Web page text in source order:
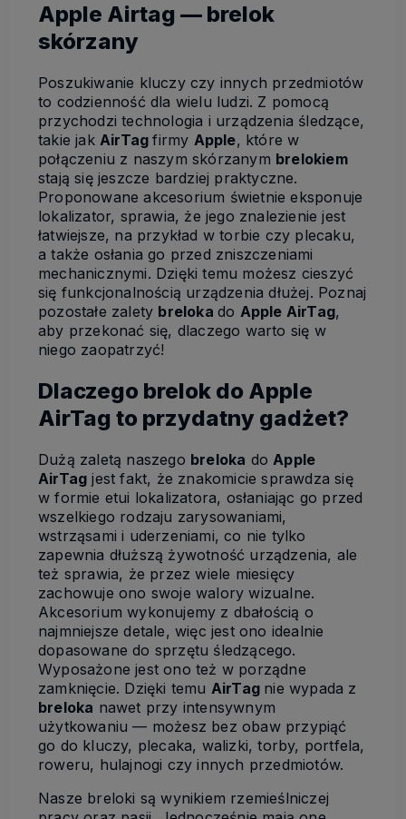
Apple Airtag — brelok
skórzany
Poszukiwanie kluczy czy innych przedmiotów
to codzienność dla wielu ludzi. Z pomocą
przychodzi technologia i urządzenia śledzące,
takie jak AirTagfirmy Apple, które w
połączeniu z naszym skórzanym brelokiem
stają się jeszcze bardziej praktyczne.
Proponowane akcesorium świetnie eksponuje
lokalizator, sprawia, że jego znalezienie jest
łatwiejsze, na przykład w torbie czy plecaku,
a także osłania go przed zniszczeniami
mechanicznymi. Dzięki temu możesz cieszyć
się funkcjonalnością urządzenia dłużej. Poznaj
pozostałe zalety brelokado Apple AirTag,
aby przekonać się, dlaczego warto się w
niego zaopatrzyć!
Dlaczego brelok do Apple
AirTag to przydatny gadżet?
Dużą zaletą naszego breloka do Apple
AirTag jest fakt, że znakomicie sprawdza się
w formie etui lokalizatora, osłaniając go przed
wszelkiego rodzaju zarysowaniami,
wstrząsami i uderzeniami, co nie tylko
zapewnia dłuższą żywotność urządzenia, ale
też sprawia, że przez wiele miesięcy
zachowuje ono swoje walory wizualne.
Akcesorium wykonujemy z dbałością o
najmniejsze detale, więc jest ono idealnie
dopasowane do sprzętu śledzącego.
Wyposażone jest ono też w porządne
zamknięcie. Dzięki temu AirTag nie wypada z
breloka nawet przy intensywnym
użytkowaniu — możesz bez obaw przypiąć
go do kluczy, plecaka, walizki, torby, portfela,
roweru, hulajnogi czy innych przedmiotów.
Nasze breloki są wynikiem rzemieślniczej